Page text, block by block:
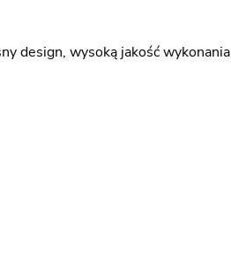
design, wysoką jakość